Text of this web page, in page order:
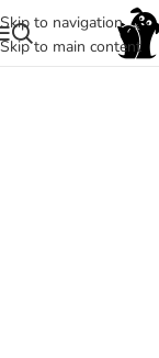
Skip to navigation
Skip to main content